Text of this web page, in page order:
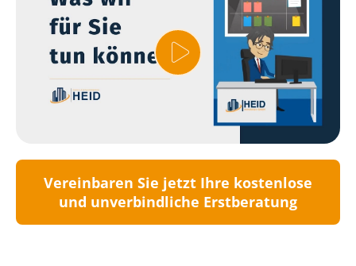
Vereinbaren Sie jetzt Ihre kostenlose
und unverbindliche Erstberatung